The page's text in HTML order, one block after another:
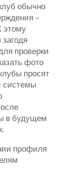
обычно
–
этому
проверки
фото
просят
системы
в будущем
профиля